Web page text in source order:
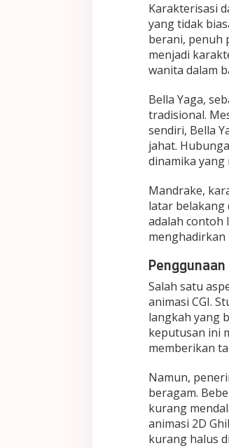
Karakterisasi
yang tidak
berani, penuh
menjadi
wanita dalam
Bella Yaga,
tradisional.
sendiri, Bella
jahat.
dinamika
Mandrake,
latar belakang
adalah contoh
Salah satu
animasi CGI.
langkah yang
keputusan ini
memberikan
Namun,
beragam.
kurang
animasi 2D
kurang halus